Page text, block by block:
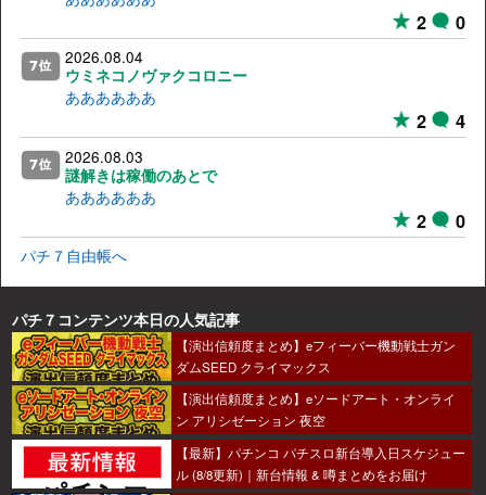
2 0
2026.08.04
ウミネコノヴァクコロニー
ああああああ
2 4
2026.08.03
謎解きは稼働のあとで
ああああああ
2 0
パチ７自由帳へ
パチ７コンテンツ本日の人気記事
【演出信頼度まとめ】eフィーバー機動戦士ガン
ダムSEED クライマックス
【演出信頼度まとめ】eソードアート・オンライ
ン アリシゼーション 夜空
【最新】パチンコ パチスロ新台導入日スケジュー
ル (8/8更新)｜新台情報 & 噂まとめをお届け